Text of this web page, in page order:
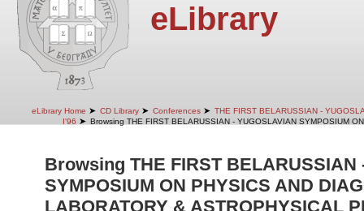
eLibrary
eLibrary Home ➤ CD Library ➤ Conferences ➤ THE FIRST BELARUSSIAN -
I'96 ➤ Browsing THE FIRST BELARUSSIAN - YUGOSLAVIAN SYMPOSIUM
Browsing THE FIRST BELARUSSIAN
SYMPOSIUM ON PHYSICS AND
LABORATORY & ASTROPHYSICAL